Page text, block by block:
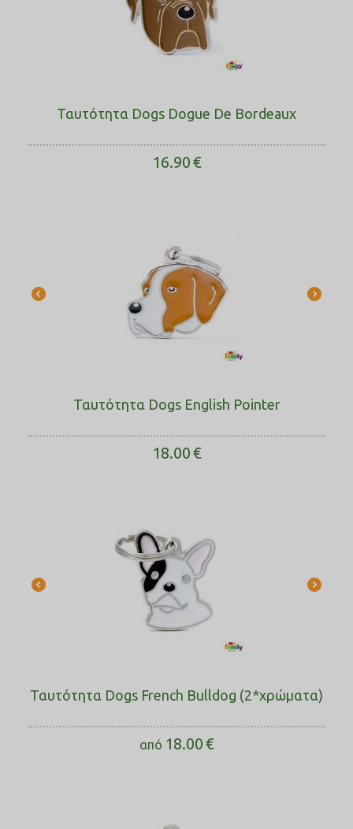
Ταυτότητα Dogs Dogue De Bordeaux
16.90€
Ταυτότητα Dogs English Pointer
18.00€
Ταυτότητα Dogs French Bulldog (2*χρώματα)
από 18.00€